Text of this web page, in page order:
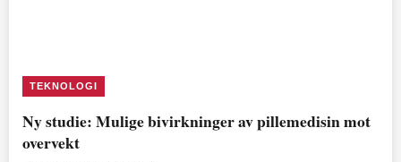
TEKNOLOGI
Ny studie: Mulige bivirkninger av pillemedisin mot
overvekt